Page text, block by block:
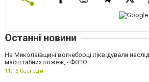
Останні новини
На Миколаївщині вогнеборці ліквідували
масштабних пожеж, - ФОТО
11:15, Сьогодні